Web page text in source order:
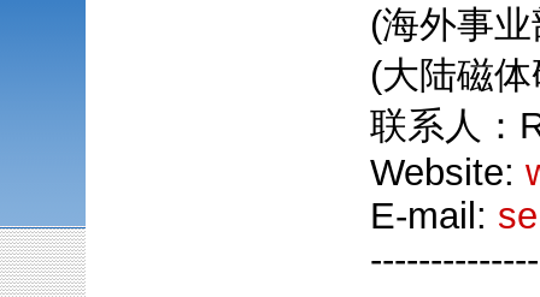
(海外事
(大陆磁
联系人：
Website:
E-mail: